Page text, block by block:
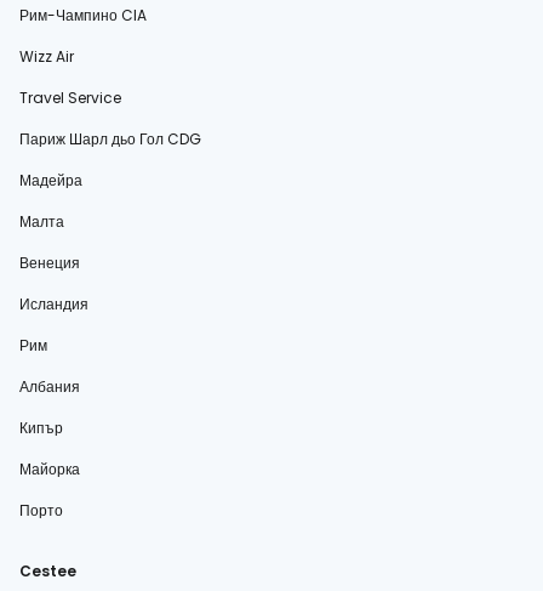
Рим-Чампино CIA
Wizz Air
Travel Service
Париж Шарл дьо Гол CDG
Мадейра
Малта
Венеция
Исландия
Рим
Албания
Кипър
Майорка
Порто
Cestee